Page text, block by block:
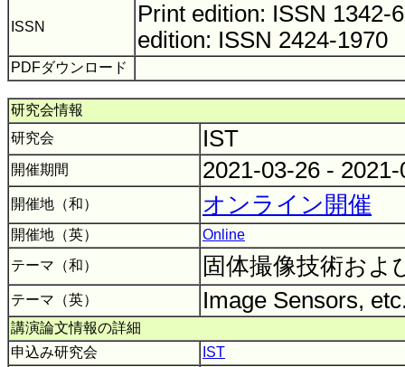
ISSN
Print edition: ISSN
edition: ISSN 2424-1970
PDFダウンロード
研究会情報
研究会
IST
開催期間 2021-03-26 -
開催地（和） オンライン開催
開催地（英）
Online
テーマ（和）
固体撮像技術およ
テーマ（英） Image Sensors,
講演論文情報の詳細
申込み研究会
IST